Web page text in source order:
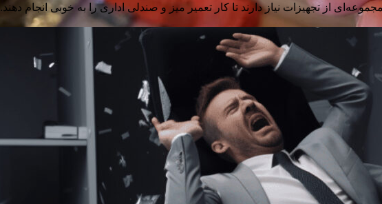
از تجهیزات نیاز دارند تا کار تعمیر میز و صندلی اداری را به خوبی انجام دهند.